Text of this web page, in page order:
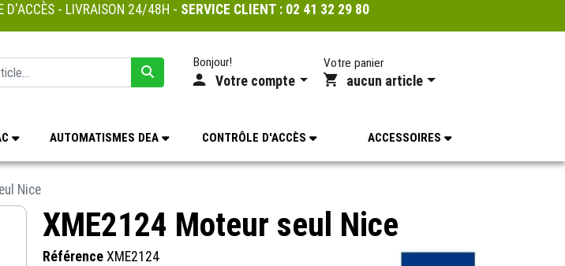
D'ACCÈS - LIVRAISON 24/48H - SERVICE CLIENT : 02 41 32 29 80
Bonjour!
Votre compte
Votre panier
aucun article
AUTOMATISMES DEA CONTRÔLE D'ACCÈS ACCESSOIRES
Nice
XME2124 Moteur seul Nice
Référence XME2124